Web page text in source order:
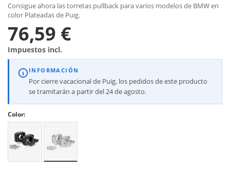
Consigue ahora las torretas pullback para varios modelos de BMW en
color Plateadas de Puig.
76,59 €
Impuestos incl.
INFORMACIÓN
Por cierre vacacional de Puig, los pedidos de este producto
se tramitarán a partir del 24 de agosto.
Color: